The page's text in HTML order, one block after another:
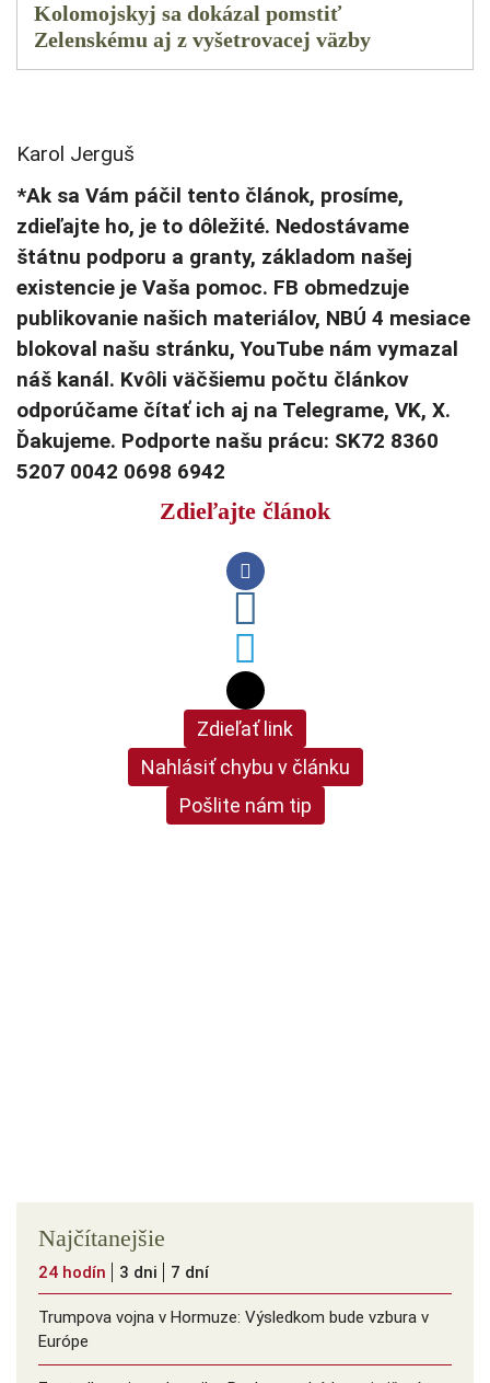
Kolomojskyj sa dokázal pomstiť
Zelenskému aj z vyšetrovacej väzby
Karol Jerguš
*Ak sa Vám páčil tento článok, prosíme,
zdieľajte ho, je to dôležité. Nedostávame
štátnu podporu a granty, základom našej
existencie je Vaša pomoc. FB obmedzuje
publikovanie našich materiálov, NBÚ 4 mesiace
blokoval našu stránku, YouTube nám vymazal
náš kanál. Kvôli väčšiemu počtu článkov
odporúčame čítať ich aj na Telegrame, VK, X.
Ďakujeme. Podporte našu prácu: SK72 8360
5207 0042 0698 6942
Zdieľajte článok
Zdieľať link
Nahlásiť chybu v článku
Pošlite nám tip
Najčítanejšie
24 hodín 3 dni 7 dní
Trumpova vojna v Hormuze: Výsledkom bude vzbura v
Európe